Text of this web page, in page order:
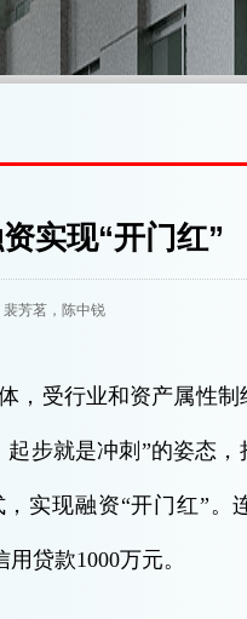
实现“开门红”
芳茗，陈中锐
，受行业和资产属性
步就是冲刺”的姿态
实现融资“开门红”。
贷款1000万元。